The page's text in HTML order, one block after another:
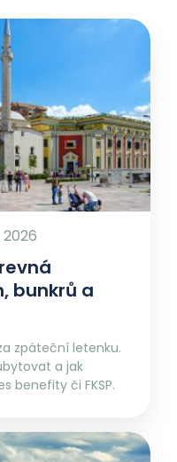
bunkrů a
zpáteční letenku.
a jak
benefity či FKSP.